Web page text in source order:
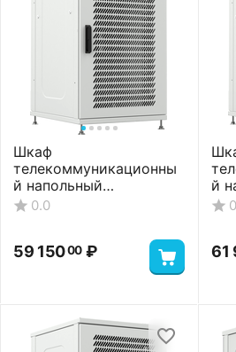
Шкаф
телекоммуникационны
й напольный
ШТНП-27U-600-1000-П-
0.0
59 15000 ₽
й
61